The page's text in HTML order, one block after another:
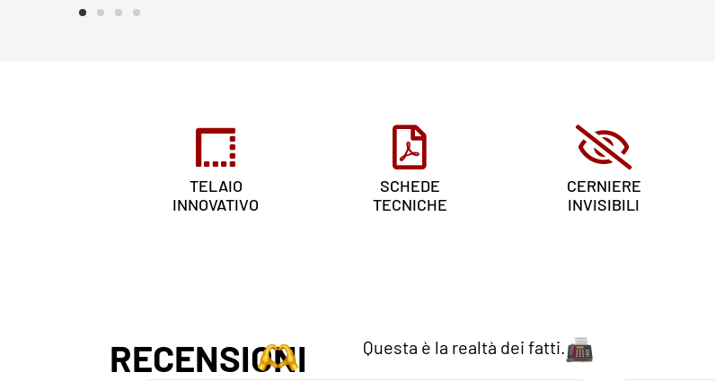
TELAIO
INNOVATIVO
SCHEDE
TECNICHE
CERNIERE
INVISIBILI
RECENSIONI Questa è la realtà dei fatti.